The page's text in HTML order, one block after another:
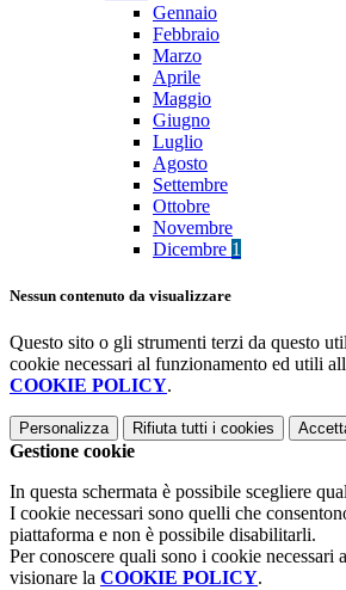
Gennaio
Febbraio
Marzo
Aprile
Maggio
Giugno
Luglio
Agosto
Settembre
Ottobre
Novembre
Dicembre 1
Nessun contenuto da visualizzare
Questo sito o gli strumenti terzi da questo
cookie necessari al funzionamento ed utili
COOKIE POLICY.
Personalizza Rifiuta tutti i cookies
Gestione cookie
In questa schermata è possibile scegliere
I cookie necessari sono quelli che
piattaforma e non è possibile disabilitarli.
Per conoscere quali sono i cookie necessari
visionare la COOKIE POLICY.